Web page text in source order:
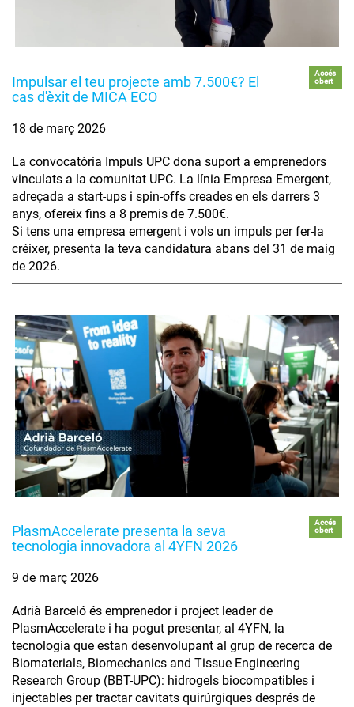
Impulsar el teu projecte amb 7.500€? El
cas d'èxit de MICA ECO
Accés
obert
18 de març 2026
La convocatòria Impuls UPC dona suport a emprenedors
vinculats a la comunitat UPC. La línia Empresa Emergent,
adreçada a start-ups i spin-offs creades en els darrers 3
anys, ofereix fins a 8 premis de 7.500€.
Si tens una empresa emergent i vols un impuls per fer-la
créixer, presenta la teva candidatura abans del 31 de maig
de 2026.
PlasmAccelerate presenta la seva
tecnologia innovadora al 4YFN 2026
Accés
obert
9 de març 2026
Adrià Barceló és emprenedor i project leader de
PlasmAccelerate i ha pogut presentar, al 4YFN, la
tecnologia que estan desenvolupant al grup de recerca de
Biomaterials, Biomechanics and Tissue Engineering
Research Group (BBT-UPC): hidrogels biocompatibles i
injectables per tractar cavitats quirúrgiques després de